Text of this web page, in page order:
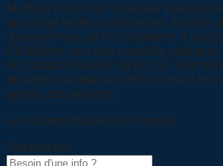
Mathias Pili est un plombier
bricolage et de la rénovation. Fort de
d’expérience sur les chantiers, il
Plomberie.com des conseils
des astuces issues du terrain. Son
entretenir sa maison efficacement et
gestes des artisans.
Les commentaires sont fermés.
Rechercher